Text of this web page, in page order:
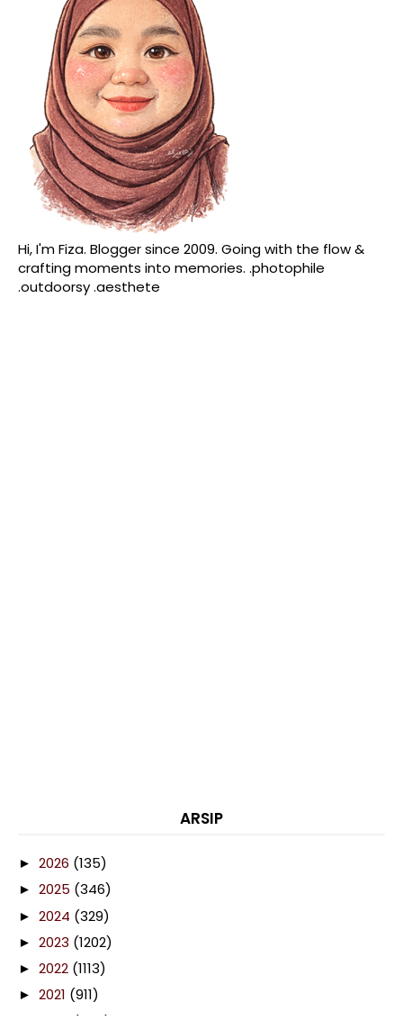
Hi, I'm Fiza. Blogger since 2009. Going with the flow &
crafting moments into memories. .photophile
.outdoorsy .aesthete
ARSIP
► 2026 (135)
► 2025 (346)
► 2024 (329)
► 2023 (1202)
► 2022 (1113)
► 2021 (911)